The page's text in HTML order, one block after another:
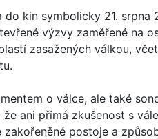
kin symbolicky 21.
výzvy zaměřené na
zasažených válkou,
o válce, ale také
že ani přímá zkušenost s
postoje a